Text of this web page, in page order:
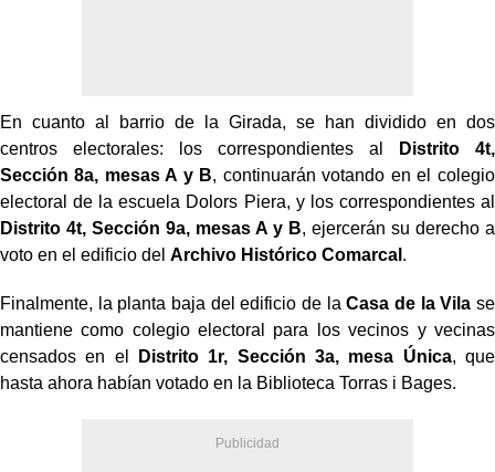
En cuanto al barrio de la Girada, se han dividido en dos
centros electorales: los correspondientes al
Distrito 4t,
Sección 8a, mesas A y B, continuarán votando en el colegio
electoral de la escuela Dolors Piera, y los correspondientes al
Distrito 4t, Sección 9a, mesas A y B, ejercerán su derecho a
voto en el edificio del Archivo Histórico Comarcal .
Finalmente, la planta baja del edificio de laCasa de la Vila se
mantiene como colegio electoral para los vecinos y vecinas
censados en el
Distrito 1r, Sección 3a, mesa Única, que
hasta ahora habían votado en la Biblioteca Torras i Bages.